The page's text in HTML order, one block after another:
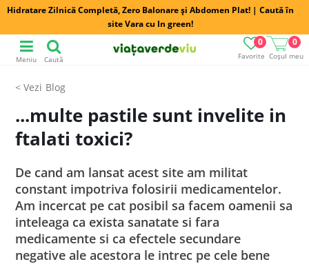
Hidratare Zilnică Completă, Zero Balonare și Abdomen Plat! | Caută în
site Vara cu In green!
Favorite
0
Coșul meu
0
Meniu Caută
Blog
...multe pastile sunt invelite in
ftalati toxici?
De cand am lansat acest site am militat
constant impotriva folosirii medicamentelor.
Am incercat pe cat posibil sa facem oamenii sa
inteleaga ca exista sanatate si fara
medicamente si ca efectele secundare
negative ale acestora le intrec pe cele bene